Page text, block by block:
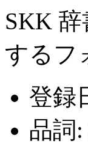
SKK
するフ
登録
品詞